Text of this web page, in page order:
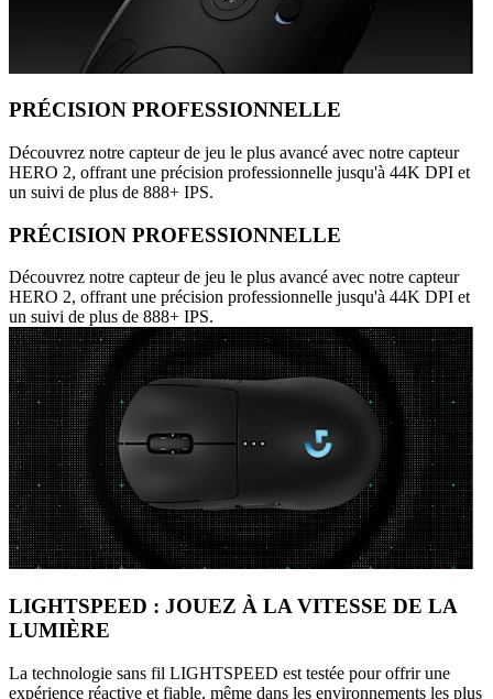
PRÉCISION PROFESSIONNELLE
Découvrez notre capteur de jeu le plus avancé avec notre capteur
HERO 2, offrant une précision professionnelle jusqu'à 44K DPI et
un suivi de plus de 888+ IPS.
PRÉCISION PROFESSIONNELLE
Découvrez notre capteur de jeu le plus avancé avec notre capteur
HERO 2, offrant une précision professionnelle jusqu'à 44K DPI et
un suivi de plus de 888+ IPS.
LIGHTSPEED : JOUEZ À LA VITESSE DE LA
LUMIÈRE
La technologie sans fil LIGHTSPEED est testée pour offrir une
expérience réactive et fiable, même dans les environnements les plus